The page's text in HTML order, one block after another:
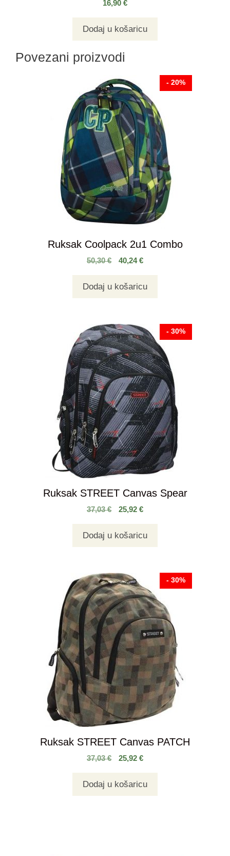
16,90 €
Dodaj u košaricu
Povezani proizvodi
- 20%
Ruksak Coolpack 2u1 Combo
50,30€ 40,24€
Dodaj u košaricu
- 30%
Ruksak STREET Canvas Spear
37,03€ 25,92 €
Dodaj u košaricu
- 30%
Ruksak STREET Canvas PATCH
37,03€ 25,92 €
Dodaj u košaricu